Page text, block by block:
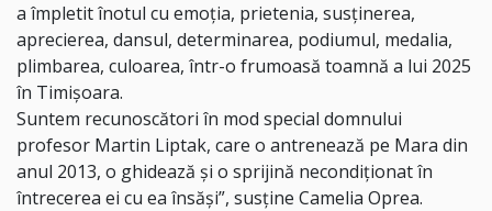
a împletit înotul cu emoția, prietenia, susținerea,
aprecierea, dansul, determinarea, podiumul, medalia,
plimbarea, culoarea, într-o frumoasă toamnă a lui 2025
în Timișoara.
Suntem recunoscători în mod special domnului
profesor Martin Liptak, care o antrenează pe Mara din
anul 2013, o ghidează și o sprijină necondiționat în
întrecerea ei cu ea însăși”, susține Camelia Oprea.